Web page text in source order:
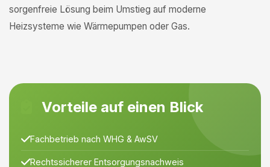
sorgenfreie Lösung beim Umstieg auf moderne
Heizsysteme wie Wärmepumpen oder Gas.
Vorteile auf einen Blick
Fachbetrieb nach WHG & AwSV
Rechtssicherer Entsorgungsnachweis